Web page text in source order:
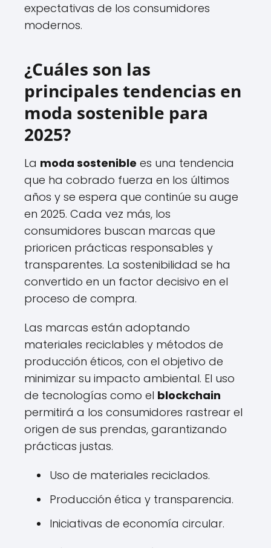
expectativas de los consumidores
modernos.
¿Cuáles son las
principales tendencias en
moda sostenible para
2025?
La moda sostenible es una tendencia
que ha cobrado fuerza en los últimos
años y se espera que continúe su auge
en 2025. Cada vez más, los
consumidores buscan marcas que
prioricen prácticas responsables y
transparentes. La sostenibilidad se ha
convertido en un factor decisivo en el
proceso de compra.
Las marcas están adoptando
materiales reciclables y métodos de
producción éticos, con el objetivo de
minimizar su impacto ambiental. El uso
de tecnologías como el blockchain
permitirá a los consumidores rastrear el
origen de sus prendas, garantizando
prácticas justas.
Uso de materiales reciclados.
Producción ética y transparencia.
Iniciativas de economía circular.